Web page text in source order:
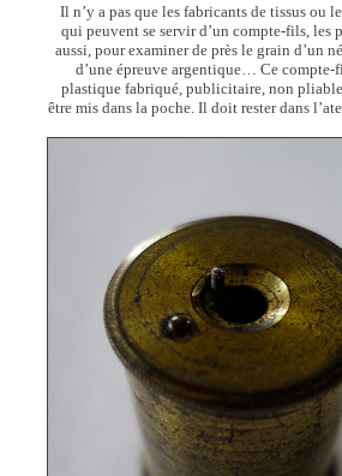
Il n’y a pas que les fabricants de tissus ou
qui peuvent se servir d’un compte-fils, les
aussi, pour examiner de près le grain d’un
d’une épreuve argentique… Ce compte-
plastique fabriqué, publicitaire, non
être mis dans la poche. Il doit rester dans